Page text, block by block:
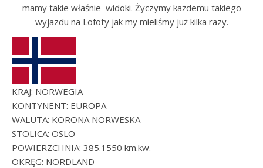
mamy takie właśnie widoki. Życzymy każdemu takiego
wyjazdu na Lofoty jak my mieliśmy już kilka razy.
KRAJ: NORWEGIA
KONTYNENT: EUROPA
WALUTA: KORONA NORWESKA
STOLICA: OSLO
POWIERZCHNIA: 385.1550 km.kw.
OKRĘG: NORDLAND